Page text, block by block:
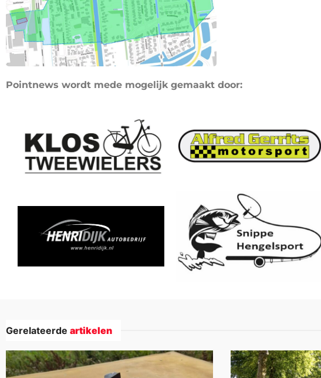
Pointnews wordt mede mogelijk gemaakt door:
Gerelateerde artikelen